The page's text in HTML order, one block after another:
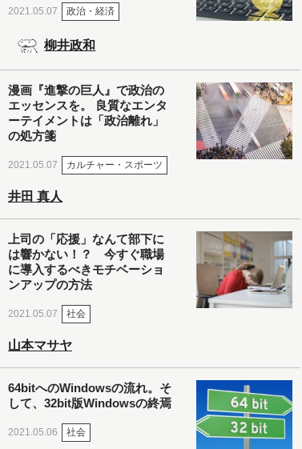
2021.05.07 政治・経済
柳井政和
漫画『進撃の巨人』で政治の
エッセンスを。 良質なエンタ
ーテイメントは「政治離れ」
の処方箋
2021.05.07 カルチャー・スポーツ
井田 真人
上司の「応援」なんて部下に
は響かない！？ 今すぐ職場
に導入するべきモチベーショ
ンアップの方法
2021.05.07 社会
山本マサヤ
64bitへのWindowsの流れ。そ
して、32bit版Windowsの終焉
2021.05.06 社会